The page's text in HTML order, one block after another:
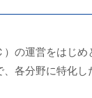
の運営をはじ
各分野に特化